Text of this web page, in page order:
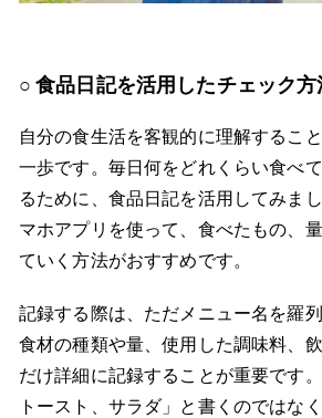
食品日記を活用したチェック方
自分の食生活を客観的に理解するこ
一歩です。毎日何をどれくらい食べ
るために、食品日記を活用してみま
マホアプリを使って、食べたもの、
ていく方法がおすすめです。
記録する際は、ただメニュー名を羅
食材の種類や量、使用した調味料、
だけ詳細に記録することが重要です
トースト、サラダ」と書くのではな